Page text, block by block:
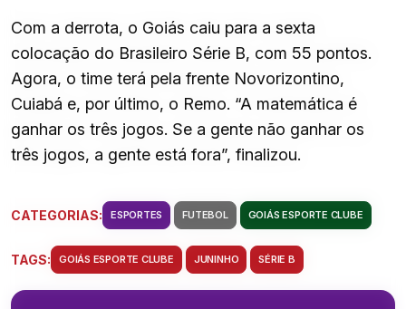
Com a derrota, o Goiás caiu para a sexta
colocação do Brasileiro Série B, com 55 pontos.
Agora, o time terá pela frente Novorizontino,
Cuiabá e, por último, o Remo. “A matemática é
ganhar os três jogos. Se a gente não ganhar os
três jogos, a gente está fora”, finalizou.
CATEGORIAS: ESPORTES FUTEBOL GOIÁS ESPORTE CLUBE
TAGS: GOIÁS ESPORTE CLUBE JUNINHO SÉRIE B